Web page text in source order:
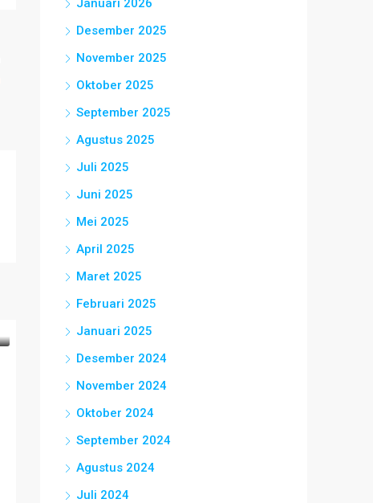
Januari 2026
Desember 2025
November 2025
Oktober 2025
September 2025
Agustus 2025
Juli 2025
Juni 2025
Mei 2025
April 2025
Maret 2025
Februari 2025
Januari 2025
Desember 2024
November 2024
Oktober 2024
September 2024
Agustus 2024
Juli 2024